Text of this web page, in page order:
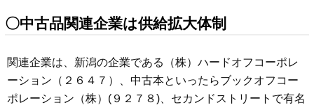
〇中古品関連企業は供給拡大体制
関連企業は、新潟の企業である（株）ハードオフコーポレ
ーション（２６４７）、中古本といったらブックオフコー
ポレーション（株）(９２７８)、セカンドストリートで有名